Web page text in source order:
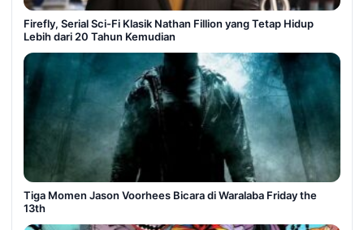
Firefly, Serial Sci-Fi Klasik Nathan Fillion yang Tetap Hidup
Lebih dari 20 Tahun Kemudian
Tiga Momen Jason Voorhees Bicara di Waralaba Friday the
13th